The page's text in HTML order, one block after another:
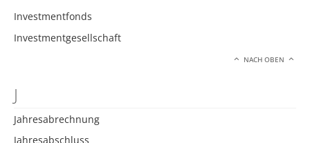
Investmentfonds
Investmentgesellschaft
NACH OBEN
J
Jahresabrechnung
Jahresabschluss